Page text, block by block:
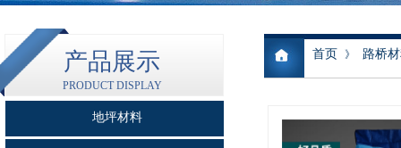
产品展示
PRODUCT DISPLAY
首页 》 路桥
地坪材料